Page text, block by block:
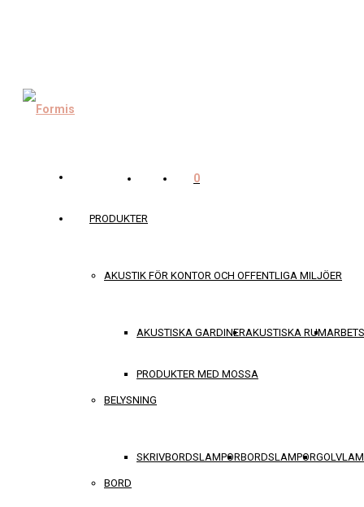
PRODUKTER
AKUSTIK FÖR KONTOR OCH OFFENTLIGA MILJÖER
AKUSTISKA GARDINERAKUSTISKA RUM
PRODUKTER MED MOSSA
BELYSNING
SKRIVBORDSLAMPORBORDSLAMPOR
BORD
0